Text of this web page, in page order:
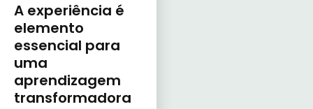
A experiência é
elemento
essencial para
uma
aprendizagem
transformadora